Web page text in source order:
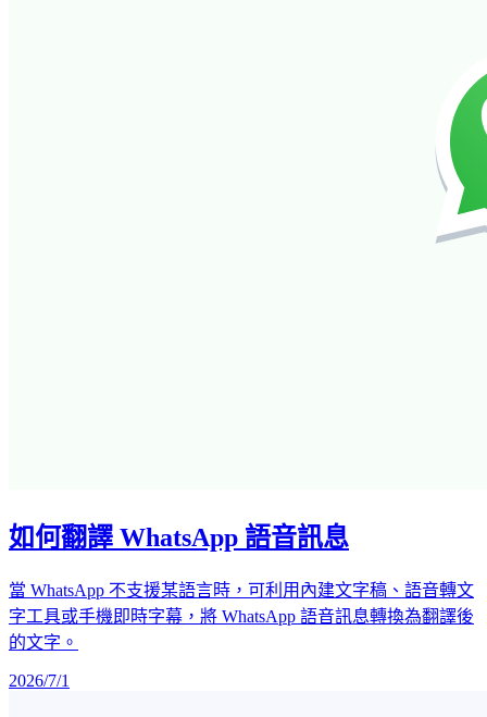
如何翻譯 WhatsApp 語音訊息
當 WhatsApp 不支援某語言時，可利用內建文字稿、語音轉文
字工具或手機即時字幕，將 WhatsApp 語音訊息轉換為翻譯後
的文字。
2026/7/1